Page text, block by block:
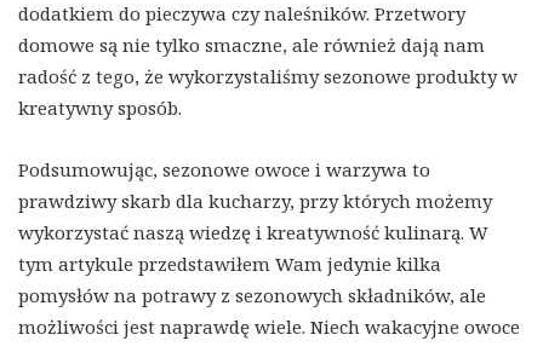
dodatkiem do pieczywa czy naleśników. Przetwory
domowe są nie tylko smaczne, ale również dają nam
radość z tego, że wykorzystaliśmy sezonowe produkty w
kreatywny sposób.
Podsumowując, sezonowe owoce i warzywa to
prawdziwy skarb dla kucharzy, przy których możemy
wykorzystać naszą wiedzę i kreatywność kulinarą. W
tym artykule przedstawiłem Wam jedynie kilka
pomysłów na potrawy z sezonowych składników, ale
możliwości jest naprawdę wiele. Niech wakacyjne owoce